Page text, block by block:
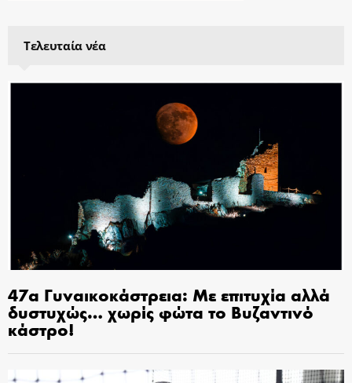
Τελευταία νέα
47α Γυναικοκάστρεια: Με επιτυχία αλλά
δυστυχώς… χωρίς φώτα το Βυζαντινό
κάστρο!